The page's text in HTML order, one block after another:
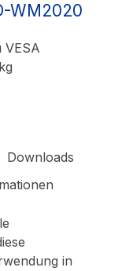
WM2020
VESA
Downloads
in